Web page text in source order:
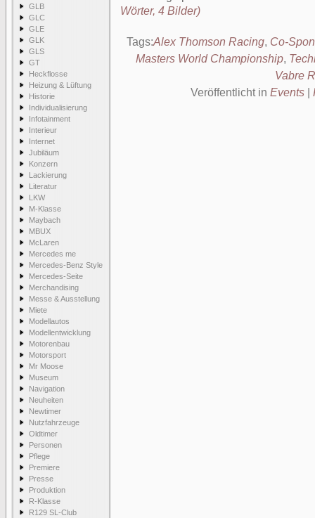
GLB
GLC
GLE
GLK
GLS
GT
Heckflosse
Heizung & Lüftung
Historie
Individualisierung
Infotainment
Interieur
Internet
Jubiläum
Konzern
Lackierung
Literatur
LKW
M-Klasse
Maybach
MBUX
McLaren
Mercedes me
Mercedes-Benz Style
Mercedes-Seite
Merchandising
Messe & Ausstellung
Miete
Modellautos
Modellentwicklung
Motorenbau
Motorsport
Mr Moose
Museum
Navigation
Neuheiten
Newtimer
Nutzfahrzeuge
Oldtimer
Personen
Pflege
Premiere
Presse
Produktion
R-Klasse
R129 SL-Club
Wörter, 4 Bilder)
Tags:Alex Thomson Racing, Co-
Masters World Championship,
Vabre
Veröffentlicht in Events